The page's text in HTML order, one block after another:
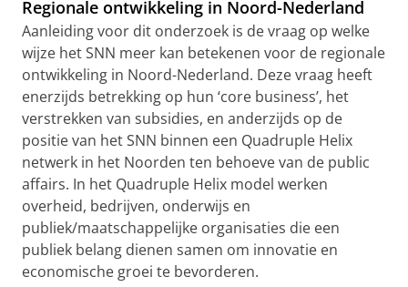
Regionale ontwikkeling in Noord-Nederland
Aanleiding voor dit onderzoek is de vraag op welke
wijze het SNN meer kan betekenen voor de regionale
ontwikkeling in Noord-Nederland. Deze vraag heeft
enerzijds betrekking op hun ‘core business’, het
verstrekken van subsidies, en anderzijds op de
positie van het SNN binnen een Quadruple Helix
netwerk in het Noorden ten behoeve van de public
affairs. In het Quadruple Helix model werken
overheid, bedrijven, onderwijs en
publiek/maatschappelijke organisaties die een
publiek belang dienen samen om innovatie en
economische groei te bevorderen.